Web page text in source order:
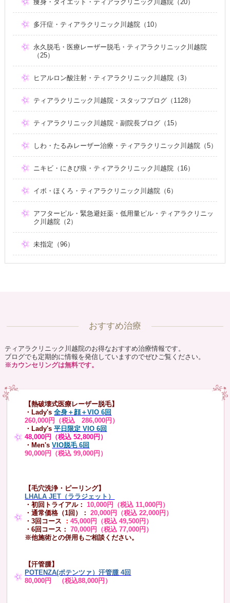
痩身・ダイエット・ティアラクリニック川越院（20）
多汗症・ティアラクリニック川越院（10）
永久脱毛・医療レーザー脱毛・ティアラクリニック川越院
（25）
ヒアルロン酸注射・ティアラクリニック川越院（3）
ティアラクリニック川越院・スタッフブログ（1128）
ティアラクリニック川越院・副院長ブログ（15）
しわ・たるみレーザー治療・ティアラクリニック川越院（5）
ニキビ・にきび痕・ティアラクリニック川越院（16）
イボ・ほくろ・ティアラクリニック川越院（6）
アフターピル・緊急避妊薬・低用量ピル・ティアラクリニッ
ク川越院（2）
未指定（96）
おすすめ治療
ティアラクリニック川越院のお得なおすすめ治療情報です。
ブログでも定期的に情報を発信していますのでぜひご覧ください。
※カウンセリングは無料です。
【熱破壊式医療レーザー脱毛】
・Lady's 全身＋顔＋VIO 6回
260,000円（税込 286,000円）
・Lady's平日限定 VIO 6回
48,000円（税込 52,800円）
・Men's VIO脱毛 6回
90,000円（税込 99,000円）
【毛穴洗浄・ピーリング】
LHALA JET（ララジェット）
・初回トライアル：10,000円（税込 11,000円）
・通常価格（1回）：
20,000円（税込 22,000円）
・3回コース ：45,000円（税込 49,500円）
・6回コース：
70,000円（税込 77,000円）
※他施術との併用もご相談ください。
【汗管腫】
POTENZA(ポテンツァ）汗管腫 4回
80,000円 （税込88,000円）